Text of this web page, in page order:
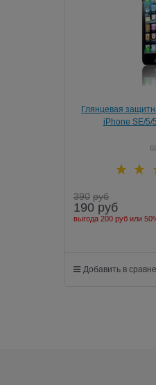
Глянцевая
iPhone SE/5/
390 руб
190 руб
выгода 200 руб или
Добавить в